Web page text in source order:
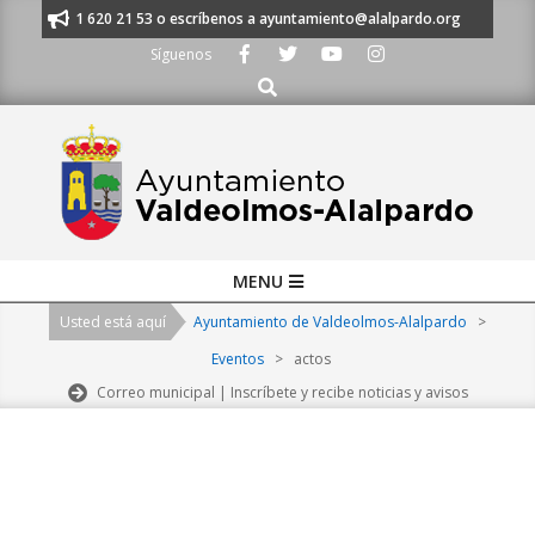
al 91 620 21 53 o escríbenos a ayuntamiento@alalpardo.org
Síguenos
Buscar
Navigation
MENU
Usted está aquí Ayuntamiento de Valdeolmos-Alalpardo
>
Eventos > actos
Correo municipal | Inscríbete y recibe noticias y avisos